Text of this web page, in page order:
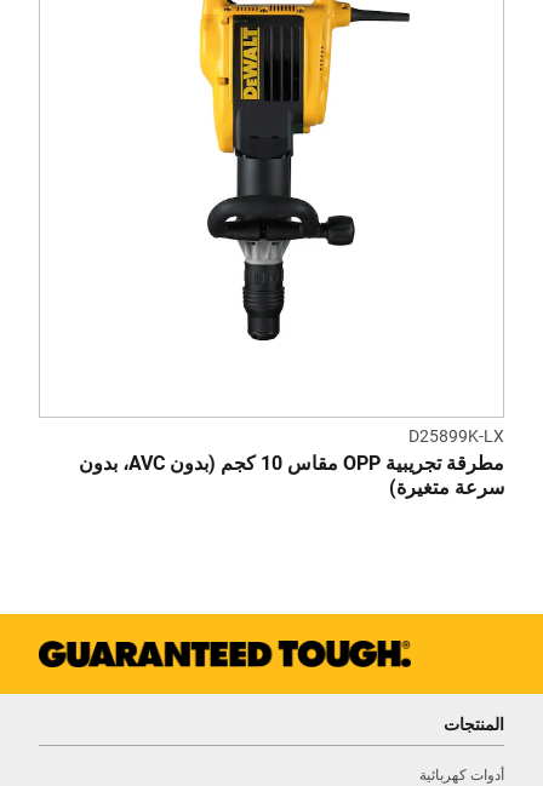
D25899K-LX
مطرقة تجريبية OPP مقاس 10 كجم (بدون AVC، بدون
سرعة متغيرة)
المنتجات
أدوات كهربائية